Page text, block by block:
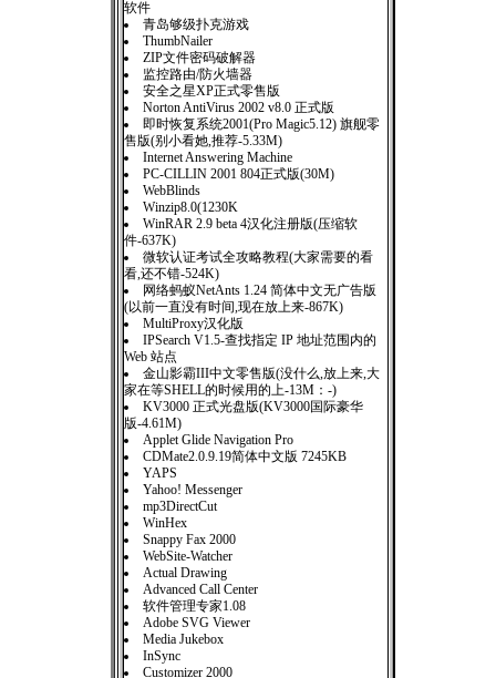
软件
青岛够级扑克游戏
ThumbNailer
ZIP文件密码破解器
监控路由/防火墙器
安全之星XP正式零售版
Norton AntiVirus 2002 v8.0 正式版
即时恢复系统2001(Pro Magic5.12) 旗舰零
售版(别小看她,推荐-5.33M)
Internet Answering Machine
PC-CILLIN 2001 804正式版(30M)
WebBlinds
Winzip8.0(1230K
WinRAR 2.9 beta 4汉化注册版(压缩软
件-637K)
微软认证考试全攻略教程(大家需要的看
看,还不错-524K)
网络蚂蚁NetAnts 1.24 简体中文无广告版
(以前一直没有时间,现在放上来-867K)
MultiProxy汉化版
IPSearch V1.5-查找指定 IP 地址范围内的
Web 站点
金山影霸III中文零售版(没什么,放上来,大
家在等SHELL的时候用的上-13M：-)
KV3000 正式光盘版(KV3000国际豪华
版-4.61M)
Applet Glide Navigation Pro
CDMate2.0.9.19简体中文版 7245KB
YAPS
Yahoo! Messenger
mp3DirectCut
WinHex
Snappy Fax 2000
WebSite-Watcher
Actual Drawing
Advanced Call Center
软件管理专家1.08
Adobe SVG Viewer
Media Jukebox
InSync
Customizer 2000